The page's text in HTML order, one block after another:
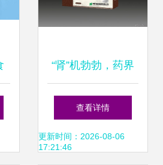
“肾”机勃勃，药界
传奇 通路比广告更
重要
查看详情
更新时间：2026-08-06
17:21:46